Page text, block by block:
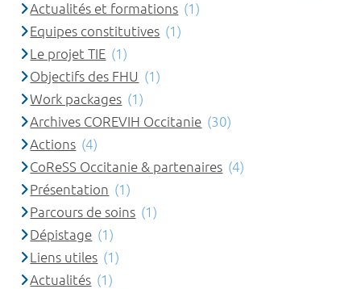
Actualités et formations (1)
Equipes constitutives (1)
Le projet TIE (1)
Objectifs des FHU (1)
Work packages (1)
Archives COREVIH Occitanie (30)
Actions (4)
CoReSS Occitanie & partenaires (4)
Présentation (1)
Parcours de soins (1)
Dépistage (1)
Liens utiles (1)
Actualités (1)